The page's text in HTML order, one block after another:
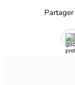
Partager